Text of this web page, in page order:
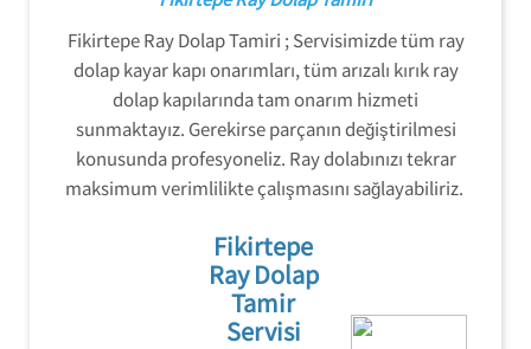
Fikirtepe Ray Dolap Tamiri ; Servisimizde tüm ray
dolap kayar kapı onarımları, tüm arızalı kırık ray
dolap kapılarında tam onarım hizmeti
sunmaktayız. Gerekirse parçanın değiştirilmesi
konusunda profesyoneliz. Ray dolabınızı tekrar
maksimum verimlilikte çalışmasını sağlayabiliriz.
Fikirtepe
Ray Dolap
Tamir
Servisi